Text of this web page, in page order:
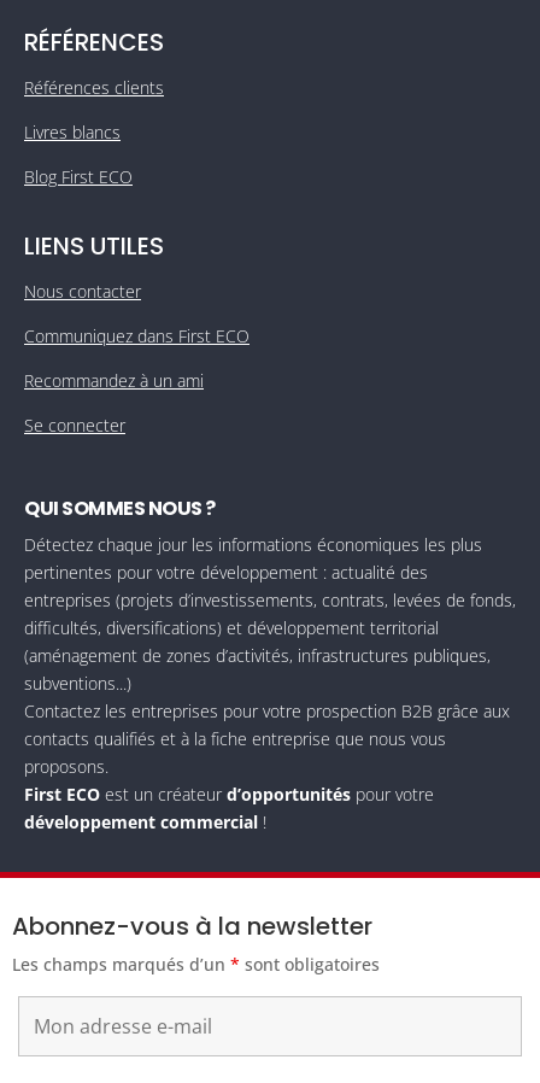
RÉFÉRENCES
Références clients
Livres blancs
Blog First ECO
LIENS UTILES
Nous contacter
Communiquez dans First ECO
Recommandez à un ami
Se connecter
QUI SOMMES NOUS ?
Détectez chaque jour les informations économiques les plus
pertinentes pour votre développement : actualité des
entreprises (projets d’investissements, contrats, levées de fonds,
difficultés, diversifications) et développement territorial
(aménagement de zones d’activités, infrastructures publiques,
subventions...)
Contactez les entreprises pour votre prospection B2B grâce aux
contacts qualifiés et à la fiche entreprise que nous vous
proposons.
First ECO est un créateurd’opportunités pour votre
développement commercial !
Abonnez-vous à la newsletter
Les champs marqués d’un * sont obligatoires